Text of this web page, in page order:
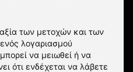
των μετοχών και των
λογαριασμού
να μειωθεί ή να
ότι ενδέχεται να λάβετε